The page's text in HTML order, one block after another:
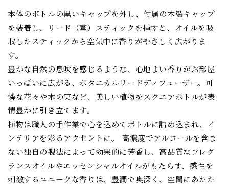
本体のボトルの黒いキャップを外し、付属の木製キャップ
を装着し、リード（葦）スティックを挿すと、オイルを吸
収したスティックから空気中に香りがやさしく広がりま
す。
豊かな自然の息吹を感じるような、心地よい香りがお部屋
いっぱいに広がる、ボタニカルリードディフューザー。可
憐な花々や木の実など、美しい植物をスクエアボトルが表
情豊かに引き立てます。
植物は職人の手作業で心を込めてボトルに詰め込まれ、イ
ンテリアを彩るアクセントに。 高濃度でアルコールを含ま
ない独自の製法によって効果的に芳香し、高品質なフレグ
ランスオイルやエッセンシャルオイルがもたらす、感性を
刺激するユニークな香りは、豊潤で奥深く、空間にあたた